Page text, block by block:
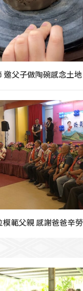
邀父子做陶碗感念土地
範父親 感謝爸爸辛勞